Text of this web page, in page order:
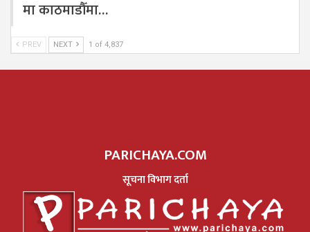
मा काठमाडौँमा…
PREV NEXT 1 of 4,837
PARICHAYA.COM
सूचना विभाग दर्ता